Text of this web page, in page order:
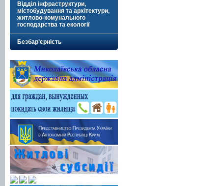
Відділ інфраструктури,
містобудування та архітектури,
житлово-комунального
господарства та екології
Безбар’єрність